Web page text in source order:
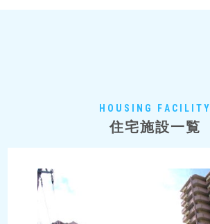
HOUSING FACILITY
住宅施設一覧